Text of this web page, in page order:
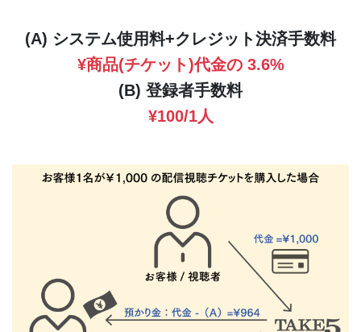
(A) システム使用料+クレジット決済手数料
¥商品(チケット)代金の 3.6%
(B) 登録者手数料
¥100/1人